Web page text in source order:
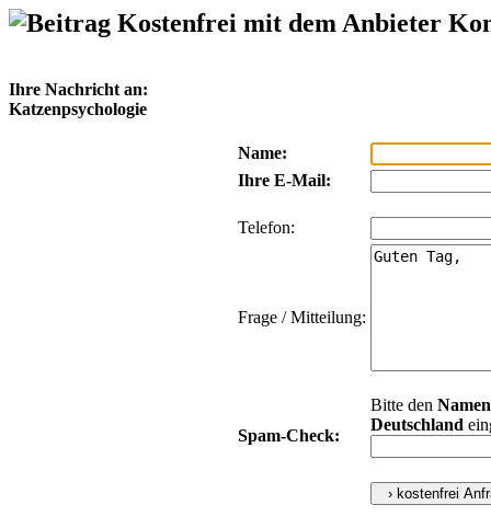
Kostenfrei mit dem Anbieter
Ihre Nachricht an:
Katzenpsychologie
Name:
Ihre E-Mail:
Telefon:
Frage / Mitteilung:
Spam-Check:
Bitte den Namen
Deutschland